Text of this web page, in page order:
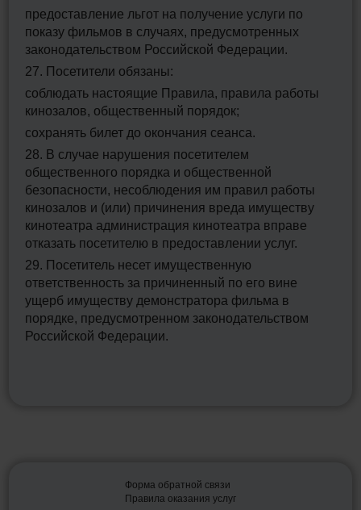
предоставление льгот на получение услуги по
показу фильмов в случаях, предусмотренных
законодательством Российской Федерации.
27. Посетители обязаны:
соблюдать настоящие Правила, правила работы
кинозалов, общественный порядок;
сохранять билет до окончания сеанса.
28. В случае нарушения посетителем
общественного порядка и общественной
безопасности, несоблюдения им правил работы
кинозалов и (или) причинения вреда имуществу
кинотеатра администрация кинотеатра вправе
отказать посетителю в предоставлении услуг.
29. Посетитель несет имущественную
ответственность за причиненный по его вине
ущерб имуществу демонстратора фильма в
порядке, предусмотренном законодательством
Российской Федерации.
Правила оказания услуг
Форма обратной связи